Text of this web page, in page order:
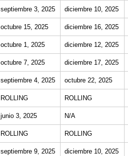
septiembre 3, 2025 diciembre 10, 2025
octubre 15, 2025 diciembre 16, 2025
octubre 1, 2025 diciembre 12, 2025
octubre 7, 2025 diciembre 17, 2025
septiembre 4, 2025 octubre 22, 2025
ROLLING ROLLING
junio 3, 2025 N/A
ROLLING ROLLING
septiembre 9, 2025 diciembre 10, 2025